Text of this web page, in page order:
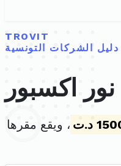
TROVIT
دليل الشركات التونسية
نور اكسبور
د.ت
، ويقع مقرها